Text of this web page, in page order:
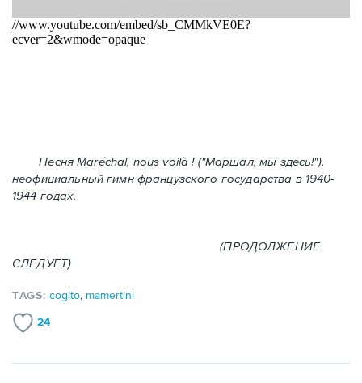
Песня Maréchal, nous voilà ! ("Маршал, мы здесь!"),
неофициальный гимн французского государства в 1940-
1944 годах.
(ПРОДОЛЖЕНИЕ
СЛЕДУЕТ)
TAGS:cogito, mamertini
24